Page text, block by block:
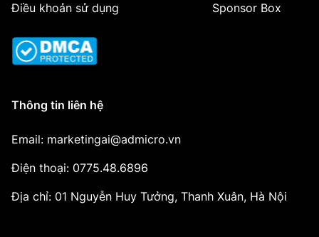
Điều khoản sử dụng
Sponsor Box
Thông tin liên hệ
Email: marketingai@admicro.vn
Điện thoại: 0775.48.6896
Địa chỉ: 01 Nguyễn Huy Tưởng, Thanh Xuân, Hà Nội